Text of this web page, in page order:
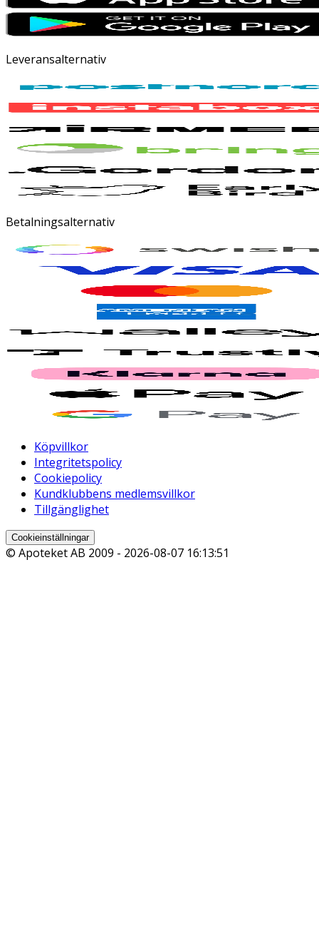
Leveransalternativ
Betalningsalternativ
Köpvillkor
Integritetspolicy
Cookiepolicy
Kundklubbens medlemsvillkor
Tillgänglighet
Cookieinställningar
© Apoteket AB 2009 - 2026-08-07 16:13:51